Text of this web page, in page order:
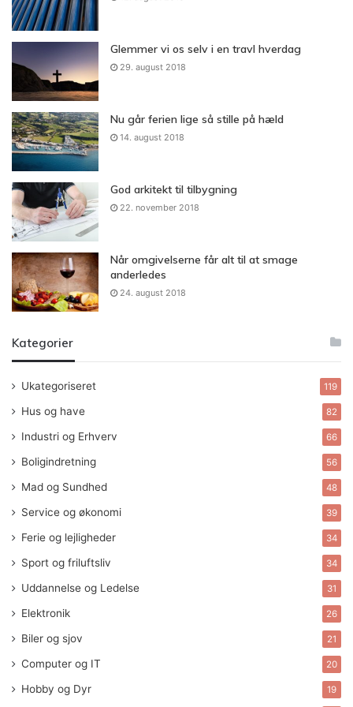
Glemmer vi os selv i en travl hverdag
29. august 2018
Nu går ferien lige så stille på hæld
14. august 2018
God arkitekt til tilbygning
22. november 2018
Når omgivelserne får alt til at smage
anderledes
24. august 2018
Kategorier
Ukategoriseret 119
Hus og have 82
Industri og Erhverv 66
Boligindretning 56
Mad og Sundhed 48
Service og økonomi 39
Ferie og lejligheder 34
Sport og friluftsliv 34
Uddannelse og Ledelse 31
Elektronik 26
Biler og sjov 21
Computer og IT 20
Hobby og Dyr 19